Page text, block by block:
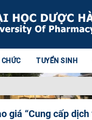
TUYỂN SINH
giá “Cung cấp